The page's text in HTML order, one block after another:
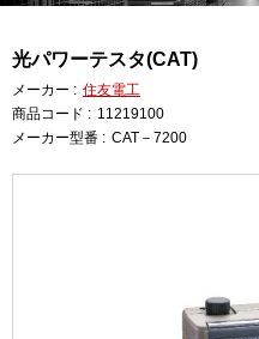
光パワーテスタ(CAT)
メーカー : 住友電工
商品コード : 11219100
メーカー型番 : CAT－7200